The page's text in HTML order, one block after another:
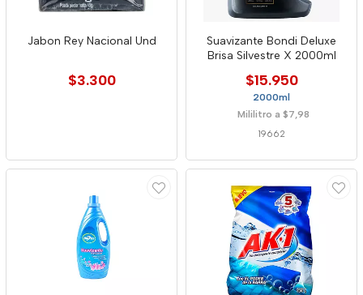
Jabon Rey Nacional Und
$3.300
Suavizante Bondi Deluxe
Brisa Silvestre X 2000ml
$15.950
2000ml
Mililitro a $7,98
19662